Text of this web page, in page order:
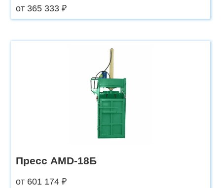
от 365 333 ₽
Пресс AMD-18Б
от 601 174 ₽